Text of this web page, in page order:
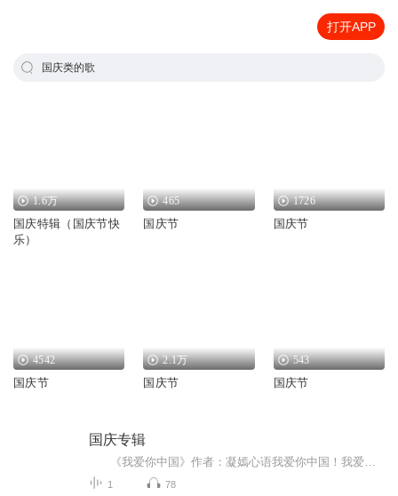
打开APP
国庆类的歌
1.6万
国庆特辑（国庆节快
乐）
465
国庆节
1726
国庆节
4542
国庆节
2.1万
国庆节
543
国庆节
国庆专辑
1 78